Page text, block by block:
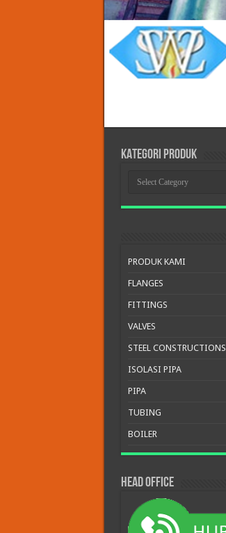
KATEGORI PRODUK
PRODUK
PRODUK KAMI
FLANGES
FITTINGS
VALVES
STEEL CONSTRUCTIONS
ISOLASI PIPA
PIPA
TUBING
BOILER
HEAD OFFICE